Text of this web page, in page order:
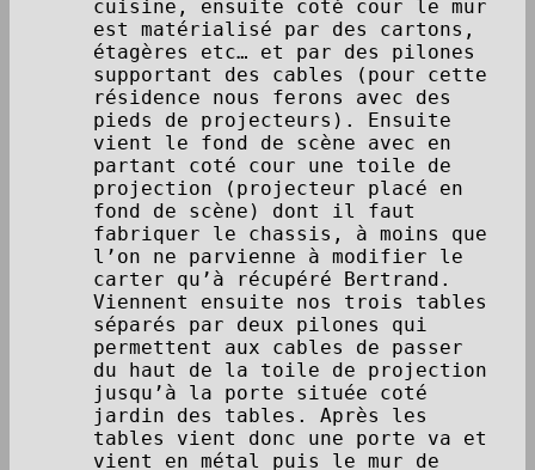
cuisine, ensuite coté cour le mur
est matérialisé par des cartons,
étagères etc… et par des pilones
supportant des cables (pour cette
résidence nous ferons avec des
pieds de projecteurs). Ensuite
vient le fond de scène avec en
partant coté cour une toile de
projection (projecteur placé en
fond de scène) dont il faut
fabriquer le chassis, à moins que
l’on ne parvienne à modifier le
carter qu’à récupéré Bertrand.
Viennent ensuite nos trois tables
séparés par deux pilones qui
permettent aux cables de passer
du haut de la toile de projection
jusqu’à la porte située coté
jardin des tables. Après les
tables vient donc une porte va et
vient en métal puis le mur de